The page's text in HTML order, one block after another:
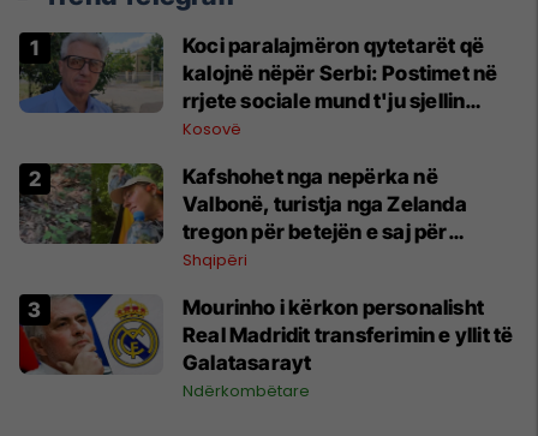
Koci paralajmëron qytetarët që
kalojnë nëpër Serbi: Postimet në
rrjete sociale mund t'ju sjellin
probleme
Kosovë
Kafshohet nga nepërka në
Valbonë, turistja nga Zelanda
tregon për betejën e saj për
mbijetesë
Shqipëri
Mourinho i kërkon personalisht
Real Madridit transferimin e yllit të
Galatasarayt
Ndërkombëtare